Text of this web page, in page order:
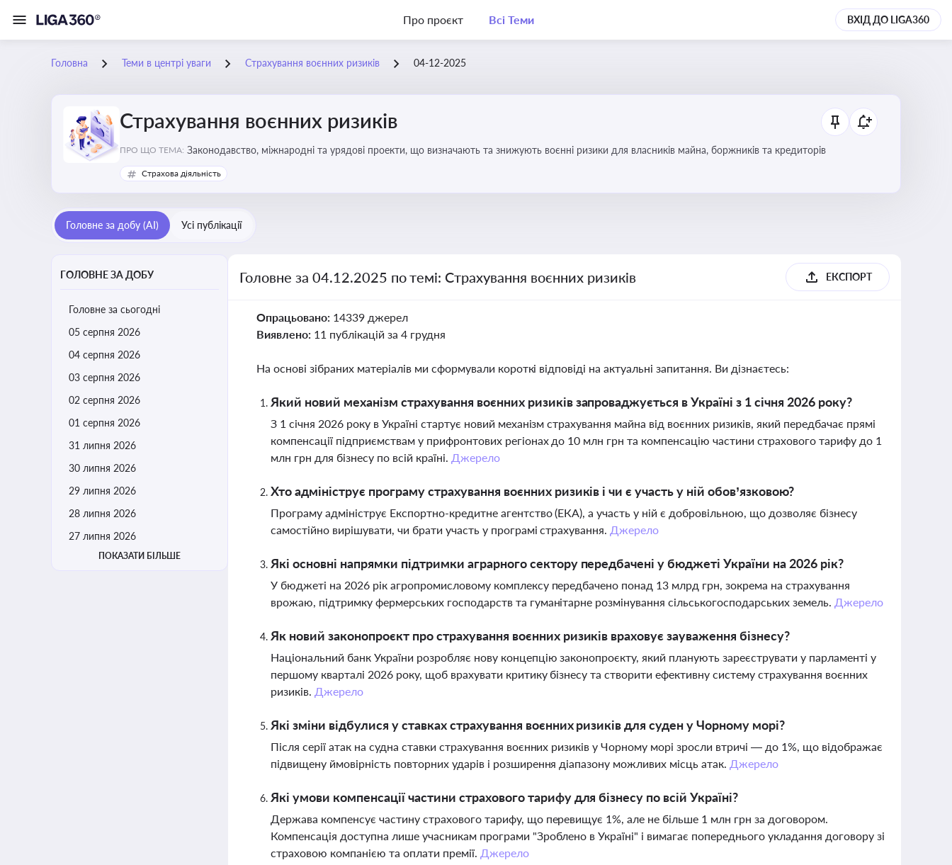
Про проєкт Всі Теми ВХІД ДО LIGA360
Головна Теми в центрі уваги Страхування воєнних ризиків 04-12-2025
Страхування воєнних ризиків
ПРО ЩО ТЕМА: Законодавство, міжнародні та урядові проекти, що визначають та знижують воєнні ризики для власників майна, боржників та кредиторів
Страхова діяльність
Головне за добу (AI) Усі публікації
ГОЛОВНЕ ЗА ДОБУ
Головне за сьогодні
05 серпня 2026
04 серпня 2026
03 серпня 2026
02 серпня 2026
01 серпня 2026
31 липня 2026
30 липня 2026
29 липня 2026
28 липня 2026
27 липня 2026
ПОКАЗАТИ БІЛЬШЕ
Головне за 04.12.2025 по темі: Страхування воєнних ризиків ЕКСПОРТ
Опрацьовано: 14339 джерел
Виявлено: 11 публікацій за 4 грудня
На основі зібраних матеріалів ми сформували короткі відповіді на актуальні запитання. Ви дізнаєтесь:
Який новий механізм страхування воєнних ризиків запроваджується в Україні з 1 січня 2026 року?
З 1 січня 2026 року в Україні стартує новий механізм страхування майна від воєнних ризиків, який передбачає прямі
компенсації підприємствам у прифронтових регіонах до 10 млн грн та компенсацію частини страхового тарифу до 1
млн грн для бізнесу по всій країні. Джерело
Хто адмініструє програму страхування воєнних ризиків і чи є участь у ній обов’язковою?
Програму адмініструє Експортно-кредитне агентство (ЕКА), а участь у ній є добровільною, що дозволяє бізнесу
самостійно вирішувати, чи брати участь у програмі страхування. Джерело
Які основні напрямки підтримки аграрного сектору передбачені у бюджеті України на 2026 рік?
У бюджеті на 2026 рік агропромисловому комплексу передбачено понад 13 млрд грн, зокрема на страхування
врожаю, підтримку фермерських господарств та гуманітарне розмінування сільськогосподарських земель. Джерело
Як новий законопроєкт про страхування воєнних ризиків враховує зауваження бізнесу?
Національний банк України розробляє нову концепцію законопроєкту, який планують зареєструвати у парламенті у
першому кварталі 2026 року, щоб врахувати критику бізнесу та створити ефективну систему страхування воєнних
ризиків. Джерело
Які зміни відбулися у ставках страхування воєнних ризиків для суден у Чорному морі?
Після серії атак на судна ставки страхування воєнних ризиків у Чорному морі зросли втричі — до 1%, що відображає
підвищену ймовірність повторних ударів і розширення діапазону можливих місць атак. Джерело
Які умови компенсації частини страхового тарифу для бізнесу по всій Україні?
Держава компенсує частину страхового тарифу, що перевищує 1%, але не більше 1 млн грн за договором.
Компенсація доступна лише учасникам програми "Зроблено в Україні" і вимагає попереднього укладання договору зі
страховою компанією та оплати премії. Джерело